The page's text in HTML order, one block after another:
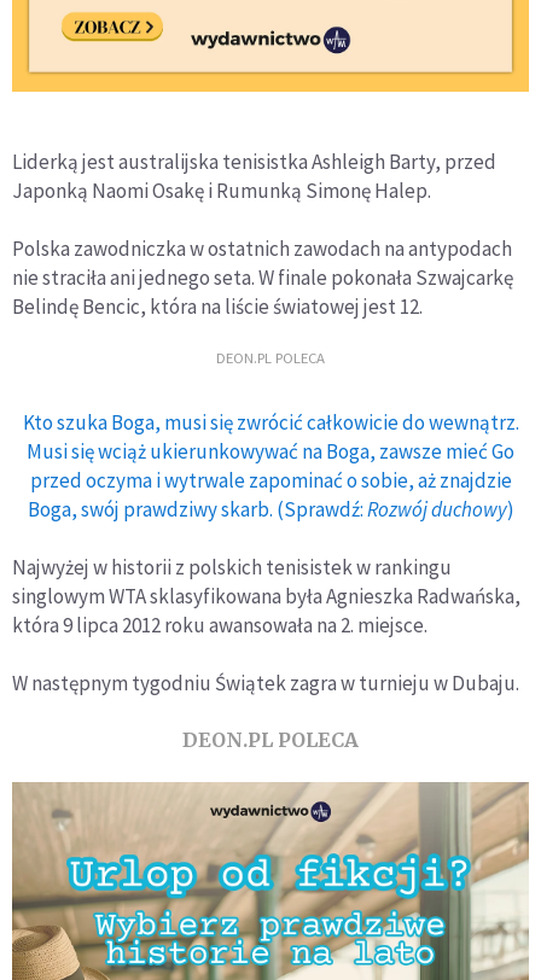
Liderką jest australijska tenisistka Ashleigh Barty, przed
Japonką Naomi Osakę i Rumunką Simonę Halep.
Polska zawodniczka w ostatnich zawodach na antypodach
nie straciła ani jednego seta. W finale pokonała Szwajcarkę
Belindę Bencic, która na liście światowej jest 12.
DEON.PL POLECA
Kto szuka Boga, musi się zwrócić całkowicie do wewnątrz.
Musi się wciąż ukierunkowywać na Boga, zawsze mieć Go
przed oczyma i wytrwale zapominać o sobie, aż znajdzie
Boga, swój prawdziwy skarb. (Sprawdź:Rozwój duchowy)
Najwyżej w historii z polskich tenisistek w rankingu
singlowym WTA sklasyfikowana była Agnieszka Radwańska,
która 9 lipca 2012 roku awansowała na 2. miejsce.
W następnym tygodniu Świątek zagra w turnieju w Dubaju.
DEON.PL POLECA